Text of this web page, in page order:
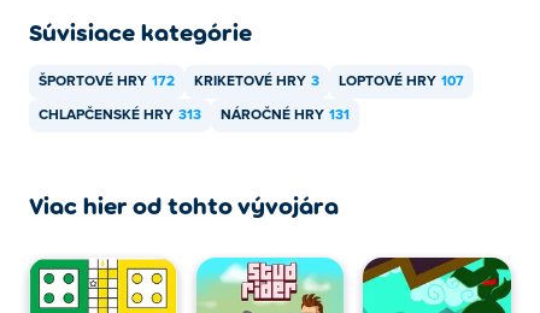
Súvisiace kategórie
ŠPORTOVÉ HRY 172 KRIKETOVÉ HRY 3 LOPTOVÉ HRY 107
CHLAPČENSKÉ HRY 313 NÁROČNÉ HRY 131
Viac hier od tohto vývojára